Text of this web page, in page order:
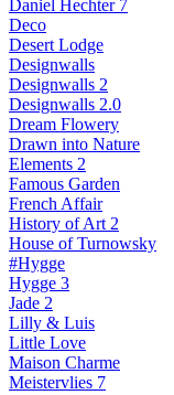
Daniel Hechter 7
Deco
Desert Lodge
Designwalls
Designwalls 2
Designwalls 2.0
Dream Flowery
Drawn into Nature
Elements 2
Famous Garden
French Affair
History of Art 2
House of Turnowsky
#Hygge
Hygge 3
Jade 2
Lilly & Luis
Little Love
Maison Charme
Meistervlies 7